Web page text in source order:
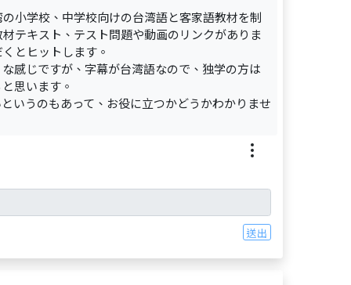
小学校、中学校向けの台湾語と客家語教材を制
テキスト、テスト問題や動画のリンクがありま
とヒットします。
感じですが、字幕が台湾語なので、独学の方は
思います。
いうのもあって、お役に立つかどうかわかりませ
送出